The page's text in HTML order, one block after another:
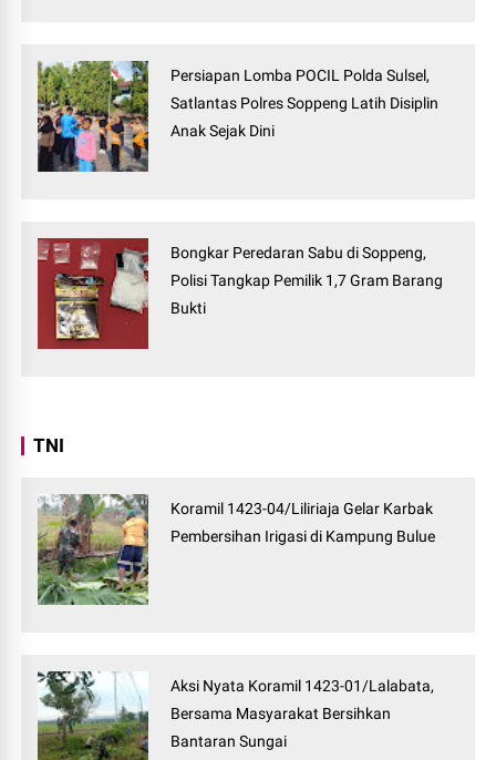
Persiapan Lomba POCIL Polda Sulsel,
Satlantas Polres Soppeng Latih Disiplin
Anak Sejak Dini
Bongkar Peredaran Sabu di Soppeng,
Polisi Tangkap Pemilik 1,7 Gram Barang
Bukti
TNI
Koramil 1423-04/Liliriaja Gelar Karbak
Pembersihan Irigasi di Kampung Bulue
Aksi Nyata Koramil 1423-01/Lalabata,
Bersama Masyarakat Bersihkan
Bantaran Sungai